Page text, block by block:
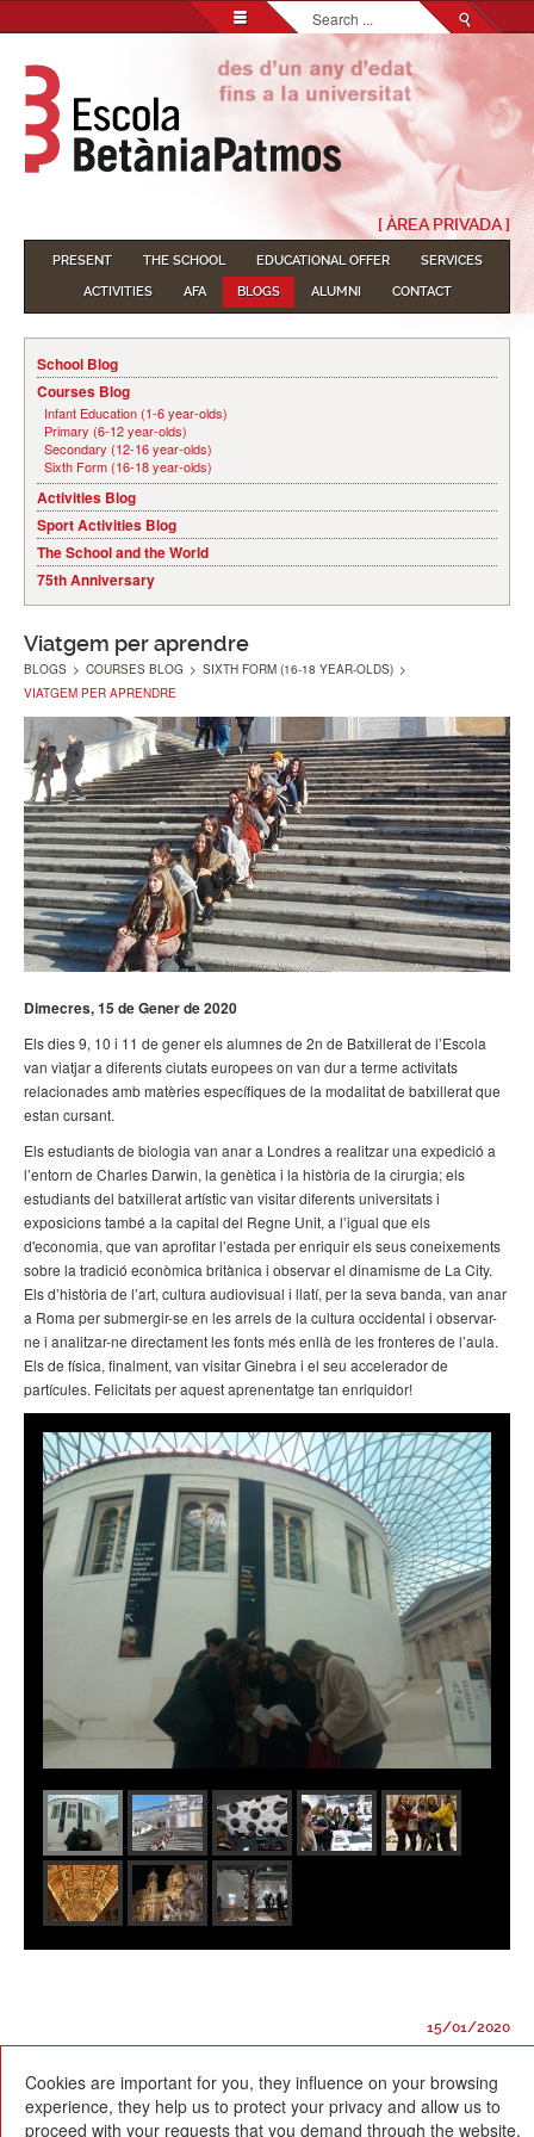
Search...
[ ÀREA PRIVADA ]
PRESENT THE SCHOOL EDUCATIONAL OFFER
SERVICES
ACTIVITIES
AFA BLOGS ALUMNI CONTACT
School Blog
Courses Blog
Infant Education (1-6 year-olds)
Primary (6-12 year-olds)
Secondary (12-16 year-olds)
Sixth Form (16-18 year-olds)
Activities Blog
Sport Activities Blog
The School and the World
75th Anniversary
Viatgem per aprendre
BLOGS > COURSES BLOG > SIXTH FORM (16-18 YEAR-OLDS) >
VIATGEM PER APRENDRE
Dimecres, 15 de Gener de 2020
Els dies 9, 10 i 11 de gener els alumnes de 2n de Batxillerat de l’Escola
van viatjar a diferents ciutats europees on van dur a terme activitats
relacionades amb matèries específiques de la modalitat de batxillerat que
estan cursant.
Els estudiants de biologia van anar a Londres a realitzar una expedició a
l’entorn de Charles Darwin, la genètica i la història de la cirurgia; els
estudiants del batxillerat artístic van visitar diferents universitats i
exposicions també a la capital del Regne Unit, a l’igual que els
d'economia, que van aprofitar l’estada per enriquir els seus coneixements
sobre la tradició econòmica britànica i observar el dinamisme de La City.
Els d’història de l’art, cultura audiovisual i llatí, per la seva banda, van anar
a Roma per submergir-se en les arrels de la cultura occidental i observar-
ne i analitzar-ne directament les fonts més enllà de les fronteres de l’aula.
Els de física, finalment, van visitar Ginebra i el seu accelerador de
partícules. Felicitats per aquest aprenentatge tan enriquidor!
15/01/2020
Cookies are important for you, they influence on your browsing
experience, they help us to protect your privacy and allow us to
proceed with your requests that you demand through the website.